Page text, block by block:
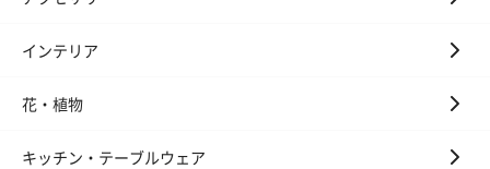
インテリア
花・植物
キッチン・テーブルウェア